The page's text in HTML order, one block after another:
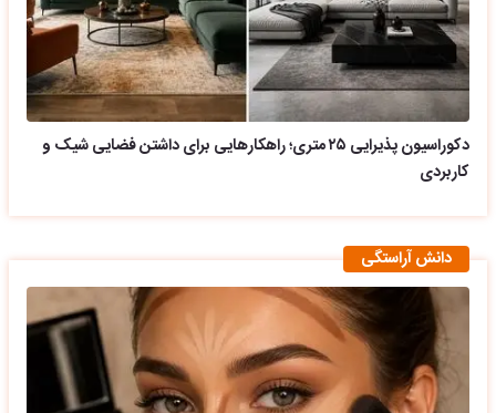
دکوراسیون پذیرایی ۲۵ متری؛ راهکارهایی برای داشتن فضایی شیک و
کاربردی
دانش آراستگی